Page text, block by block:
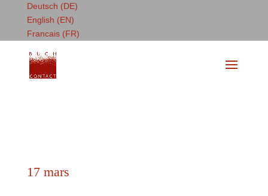
Deutsch (DE)
English (EN)
Francais (FR)
17 mars